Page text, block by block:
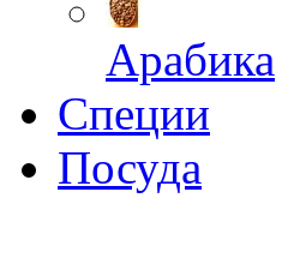
Арабика
Специи
Посуда